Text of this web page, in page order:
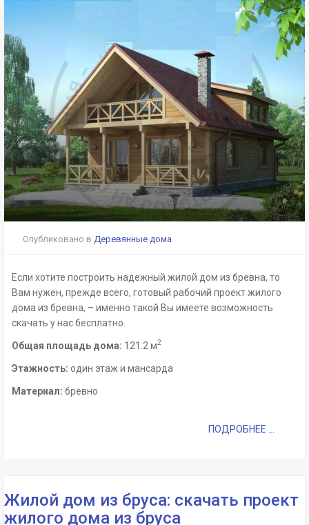
Опубликовано в Деревянные дома
Если хотите построить надежный жилой дом из бревна, то
Вам нужен, прежде всего, готовый рабочий проект жилого
дома из бревна, – именно такой Вы имеете возможность
скачать у нас бесплатно.
Общая площадь дома: 121.2 м2
Этажность: один этаж и мансарда
Материал: бревно
ПОДРОБНЕЕ ...
Жилой дом из бруса: скачать проект
жилого дома из бруса